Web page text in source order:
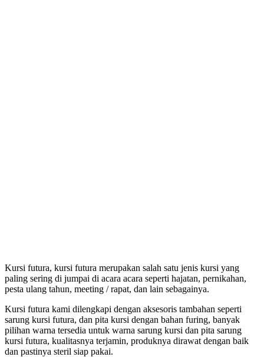
Kursi futura, kursi futura merupakan salah satu jenis kursi yang
paling sering di jumpai di acara acara seperti hajatan, pernikahan,
pesta ulang tahun, meeting / rapat, dan lain sebagainya.
Kursi futura kami dilengkapi dengan aksesoris tambahan seperti
sarung kursi futura, dan pita kursi dengan bahan furing, banyak
pilihan warna tersedia untuk warna sarung kursi dan pita sarung
kursi futura, kualitasnya terjamin, produknya dirawat dengan baik
dan pastinya steril siap pakai.